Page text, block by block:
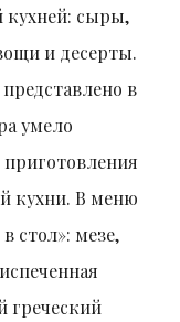
кухней: сыры,
и десерты.
в
умело
кухни. В меню
стол»: мезе,
греческий